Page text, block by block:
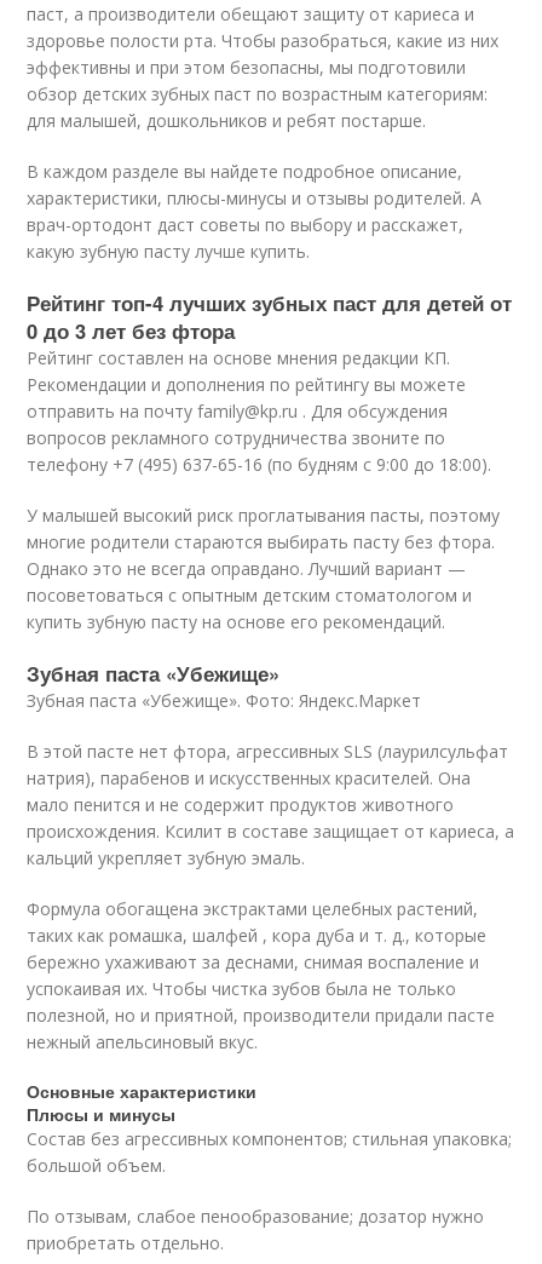
паст, а производители обещают защиту от кариеса и
здоровье полости рта. Чтобы разобраться, какие из них
эффективны и при этом безопасны, мы подготовили
обзор детских зубных паст по возрастным категориям:
для малышей, дошкольников и ребят постарше.
В каждом разделе вы найдете подробное описание,
характеристики, плюсы-минусы и отзывы родителей. А
врач-ортодонт даст советы по выбору и расскажет,
какую зубную пасту лучше купить.
Рейтинг топ-4 лучших зубных паст для детей от
0 до 3 лет без фтора
Рейтинг составлен на основе мнения редакции КП.
Рекомендации и дополнения по рейтингу вы можете
отправить на почту family@kp.ru . Для обсуждения
вопросов рекламного сотрудничества звоните по
телефону +7 (495) 637-65-16 (по будням с 9:00 до 18:00).
У малышей высокий риск проглатывания пасты, поэтому
многие родители стараются выбирать пасту без фтора.
Однако это не всегда оправдано. Лучший вариант —
посоветоваться с опытным детским стоматологом и
купить зубную пасту на основе его рекомендаций.
Зубная паста «Убежище»
Зубная паста «Убежище». Фото: Яндекс.Маркет
В этой пасте нет фтора, агрессивных SLS (лаурилсульфат
натрия), парабенов и искусственных красителей. Она
мало пенится и не содержит продуктов животного
происхождения. Ксилит в составе защищает от кариеса, а
кальций укрепляет зубную эмаль.
Формула обогащена экстрактами целебных растений,
таких как ромашка, шалфей , кора дуба и т. д., которые
бережно ухаживают за деснами, снимая воспаление и
успокаивая их. Чтобы чистка зубов была не только
полезной, но и приятной, производители придали пасте
нежный апельсиновый вкус.
Основные характеристики
Плюсы и минусы
Состав без агрессивных компонентов; стильная упаковка;
большой объем.
По отзывам, слабое пенообразование; дозатор нужно
приобретать отдельно.